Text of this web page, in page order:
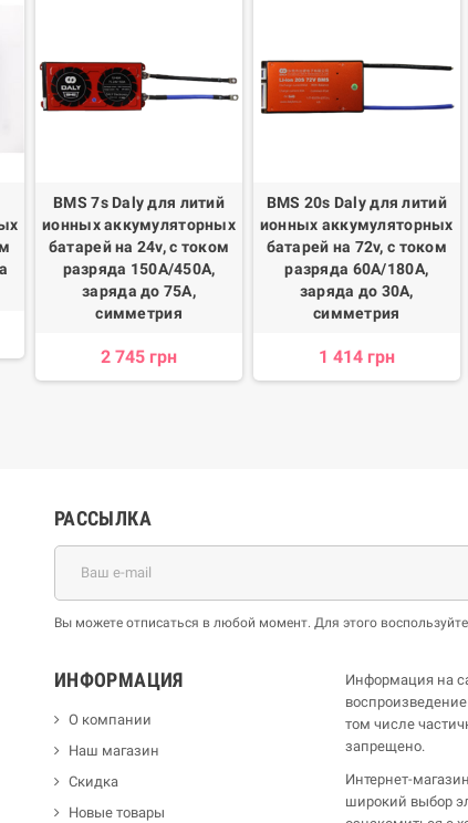
BMS 7s Daly для литий
ионных аккумуляторных
батарей на 24v, с током
разряда 150А/450А,
заряда до 75А,
симметрия
2 745 грн
BMS 20s Daly для литий
ионных аккумуляторных
батарей на 72v, с током
разряда 60А/180А,
заряда до 30А,
симметрия
1 414 грн
РАССЫЛКА
Вы можете отписаться в любой момент. Для этого
ИНФОРМАЦИЯ
О компании
Наш магазин
Скидка
Новые товары
Информация на
том числе
запрещено.
Интернет-
широкий выбор